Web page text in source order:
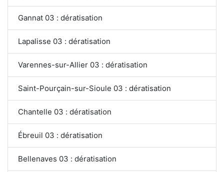
Gannat 03 : dératisation
Lapalisse 03 : dératisation
Varennes-sur-Allier 03 : dératisation
Saint-Pourçain-sur-Sioule 03 : dératisation
Chantelle 03 : dératisation
Ébreuil 03 : dératisation
Bellenaves 03 : dératisation